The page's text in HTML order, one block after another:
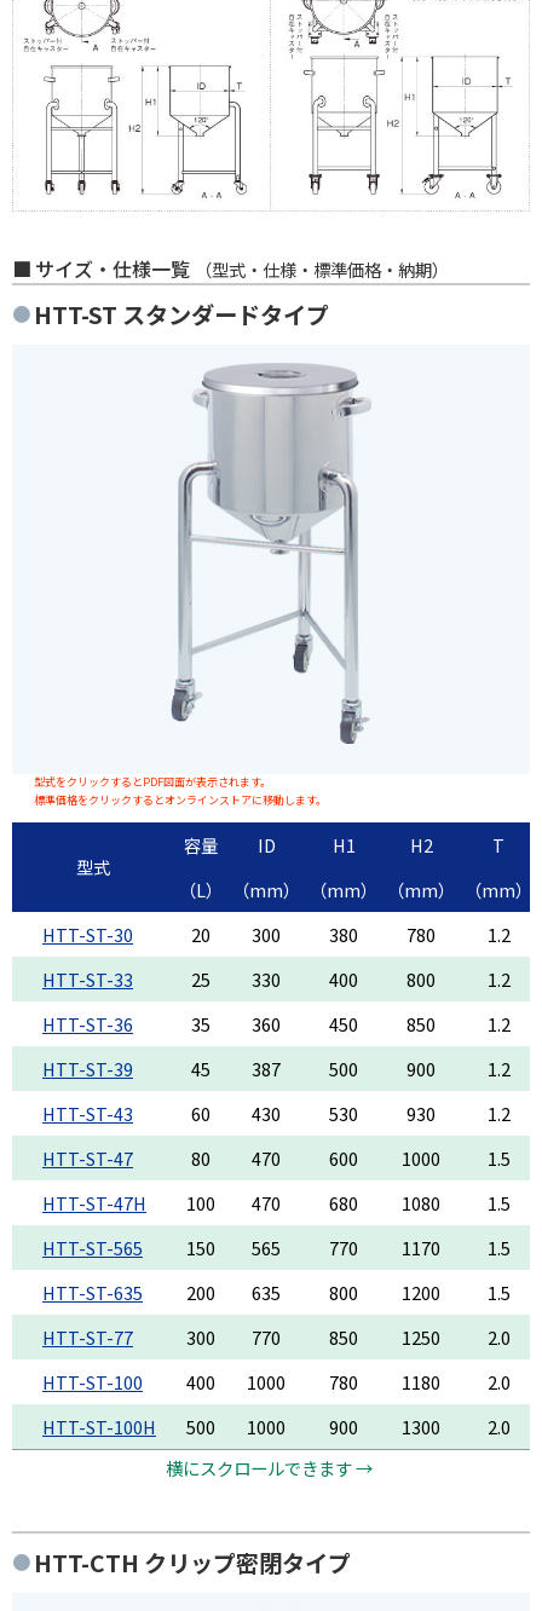
サイズ・仕様一覧 （型式・仕様・標準価格・納期）
HTT-ST スタンダードタイプ
型式をクリックするとPDF図面が表示されます。
標準価格をクリックするとオンラインストアに移動します。
型式
容量 ID H1 H2
T
（L）
（mm） （mm） （mm）
（mm）
HTT-ST-30
20 300 380 780
1.2
HTT-ST-33
25 330 400 800
1.2
HTT-ST-36
35 360 450 850
1.2
HTT-ST-39
45 387 500 900
1.2
HTT-ST-43
60 430 530 930
1.2
HTT-ST-47
80 470 600 1000
1.5
HTT-ST-47H
100 470 680 1080
1.5
HTT-ST-565
150 565 770 1170
1.5
HTT-ST-635
200 635 800 1200
1.5
HTT-ST-77
300 770 850 1250
2.0
HTT-ST-100
400 1000 780 1180
2.0
HTT-ST-100H
500 1000 900 1300
2.0
横にスクロールできます →
HTT-CTH クリップ密閉タイプ